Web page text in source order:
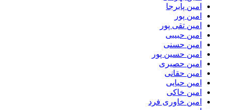
امین پابرجا
امین پور
امین تقی پور
امین حبیبی
امین حسنی
امین حسین پور
امین حصیری
امین حقانی
امین حیایی
امین خاکی
امین خاوری فرد